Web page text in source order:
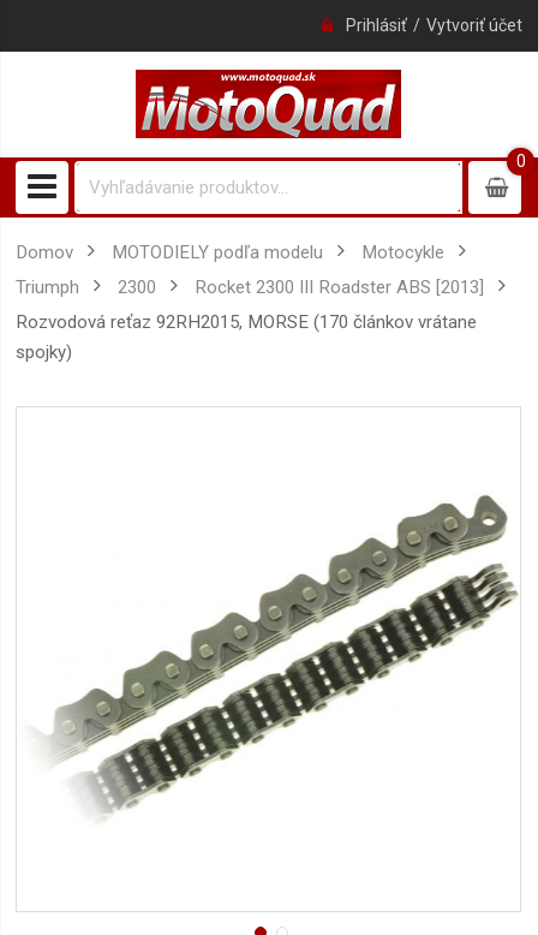
Prihlásiť Vytvoriť účet
0
0item
Domov MOTODIELY podľa modelu
Motocykle
Triumph
2300
Rocket 2300 III Roadster ABS [2013]
rozvodová reťaz 92RH2015, MORSE (170 článkov vrátane
spojky)